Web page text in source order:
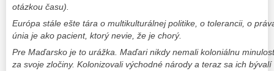
otázkou času).
Európa stále ešte tára o multikulturálnej politike, o tolerancii, o
únia je ako pacient, ktorý nevie, že je chorý.
Pre Maďarsko je to urážka. Maďari nikdy nemali koloniálnu
za svoje zločiny. Kolonizovali východné národy a teraz sa ich